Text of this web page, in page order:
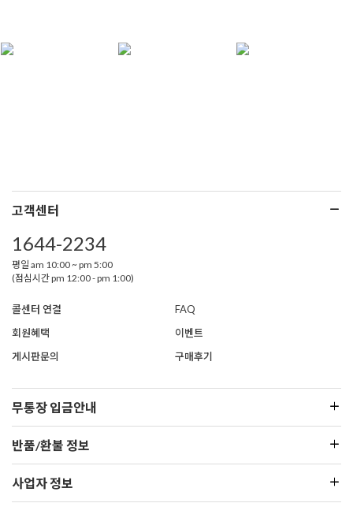
고객센터
1644-2234
평일 am 10:00 ~ pm 5:00
(점심시간 pm 12:00 - pm 1:00)
콜센터 연결
FAQ
회원혜택
이벤트
게시판문의
구매후기
무통장 입금안내
반품/환불 정보
사업자 정보